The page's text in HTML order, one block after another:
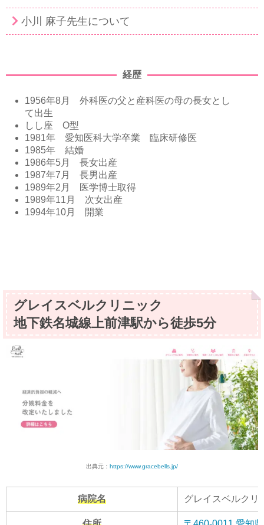
小川 麻子先生について
経歴
1956年8月 外科医の父と産科医の母の長女とし
て出生
しし座 O型
1981年 愛知医科大学卒業 臨床研修医
1985年 結婚
1986年5月 長女出産
1987年7月 長男出産
1989年2月 医学博士取得
1989年11月 次女出産
1994年10月 開業
グレイスベルクリニック
地下鉄名城線上前津駅から徒歩5分
出典元： https://www.gracebells.jp/
病院名 グレイスベルクリ